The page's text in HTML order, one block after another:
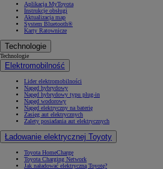
Aplikacja MyToyota
Instrukcje obsługi
Aktualizacja map
System Bluetooth®
Karty Ratownicze
Technologie
Technologie
Elektromobilność
Lider elektromobilności
Napęd hybrydowy
Napęd hybrydowy typu plug-in
Napęd wodorowy
Napęd elektryczny na baterię
Zasięg aut elektrycznych
Zalety posiadania aut elektrycznych
Ładowanie elektrycznej Toyoty
Toyota HomeCharge
Toyota Charging Network
Jak naładować elektryczną Toyotę?